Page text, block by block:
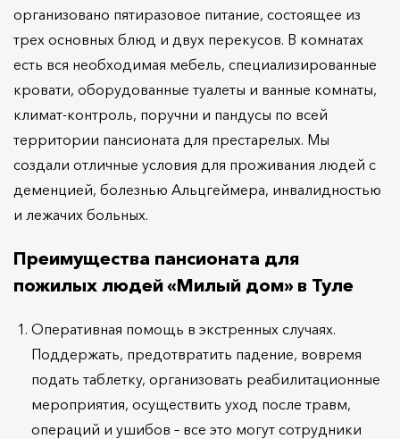
организовано пятиразовое питание, состоящее из
трех основных блюд и двух перекусов. В комнатах
есть вся необходимая мебель, специализированные
кровати, оборудованные туалеты и ванные комнаты,
климат-контроль, поручни и пандусы по всей
территории пансионата для престарелых. Мы
создали отличные условия для проживания людей с
деменцией, болезнью Альцгеймера, инвалидностью
и лежачих больных.
Преимущества пансионата для
пожилых людей «Милый дом» в Туле
Оперативная помощь в экстренных случаях.
Поддержать, предотвратить падение, вовремя
подать таблетку, организовать реабилитационные
мероприятия, осуществить уход после травм,
операций и ушибов – все это могут сотрудники